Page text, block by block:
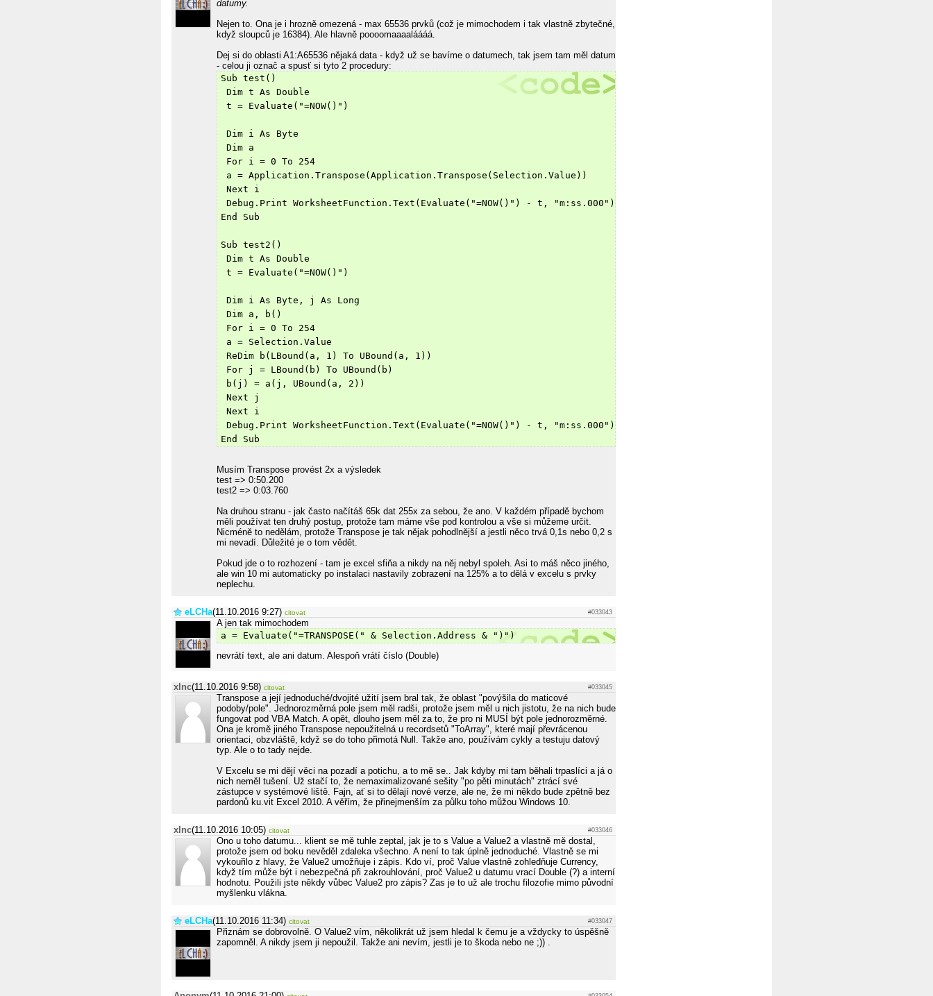
datumy.
Nejen to. Ona je i hrozně omezená - max 65536 prvků (což je mimochodem i tak vlastně zbytečné,
když sloupců je 16384). Ale hlavně poooomaaaaláááá.
Dej si do oblasti A1:A65536 nějaká data - když už se bavíme o datumech, tak jsem tam měl datum
- celou ji označ a spusť si tyto 2 procedury:
Sub test()
Dim t As Double
t = Evaluate("=NOW()")
Dim i As Byte
Dim a
For i = 0 To 254
a = Application.Transpose(Application.Transpose(Selection.Value))
Next i
Debug.Print WorksheetFunction.Text(Evaluate("=NOW()") - t, "m:ss.000")
End Sub
Sub test2()
Dim t As Double
t = Evaluate("=NOW()")
Dim i As Byte, j As Long
Dim a, b()
For i = 0 To 254
a = Selection.Value
ReDim b(LBound(a, 1) To UBound(a, 1))
For j = LBound(b) To UBound(b)
b(j) = a(j, UBound(a, 2))
Next j
Next i
Debug.Print WorksheetFunction.Text(Evaluate("=NOW()") - t, "m:ss.000")
End Sub
Musím Transpose provést 2x a výsledek
test => 0:50.200
test2 => 0:03.760
Na druhou stranu - jak často načítáš 65k dat 255x za sebou, že ano. V každém případě bychom
měli používat ten druhý postup, protože tam máme vše pod kontrolou a vše si můžeme určit.
Nicméně to nedělám, protože Transpose je tak nějak pohodlnější a jestli něco trvá 0,1s nebo 0,2 s
mi nevadí. Důležité je o tom vědět.
Pokud jde o to rozhození - tam je excel sfiňa a nikdy na něj nebyl spoleh. Asi to máš něco jiného,
ale win 10 mi automaticky po instalaci nastavily zobrazení na 125% a to dělá v excelu s prvky
neplechu.
eLCHa(11.10.2016 9:27) citovat #033043
A jen tak mimochodem
a = Evaluate("=TRANSPOSE(" & Selection.Address & ")")
nevrátí text, ale ani datum. Alespoň vrátí číslo (Double)
xlnc(11.10.2016 9:58) citovat #033045
Transpose a její jednoduché/dvojité užití jsem bral tak, že oblast "povýšila do maticové
podoby/pole". Jednorozměrná pole jsem měl radši, protože jsem měl u nich jistotu, že na nich bude
fungovat pod VBA Match. A opět, dlouho jsem měl za to, že pro ni MUSÍ být pole jednorozměrné.
Ona je kromě jiného Transpose nepoužitelná u recordsetů "ToArray", které mají převrácenou
orientaci, obzvláště, když se do toho přimotá Null. Takže ano, používám cykly a testuju datový
typ. Ale o to tady nejde.
V Excelu se mi dějí věci na pozadí a potichu, a to mě se.. Jak kdyby mi tam běhali trpaslíci a já o
nich neměl tušení. Už stačí to, že nemaximalizované sešity "po pěti minutách" ztrácí své
zástupce v systémové liště. Fajn, ať si to dělají nové verze, ale ne, že mi někdo bude zpětně bez
pardonů ku.vit Excel 2010. A věřím, že přinejmenším za půlku toho můžou Windows 10.
xlnc(11.10.2016 10:05) citovat #033046
Ono u toho datumu... klient se mě tuhle zeptal, jak je to s Value a Value2 a vlastně mě dostal,
protože jsem od boku nevěděl zdaleka všechno. A není to tak úplně jednoduché. Vlastně se mi
vykouřilo z hlavy, že Value2 umožňuje i zápis. Kdo ví, proč Value vlastně zohledňuje Currency,
když tím může být i nebezpečná při zakrouhlování, proč Value2 u datumu vrací Double (?) a interní
hodnotu. Použili jste někdy vůbec Value2 pro zápis? Zas je to už ale trochu filozofie mimo původní
myšlenku vlákna.
eLCHa(11.10.2016 11:34) citovat #033047
Přiznám se dobrovolně. O Value2 vím, několikrát už jsem hledal k čemu je a vždycky to úspěšně
zapomněl. A nikdy jsem ji nepoužil. Takže ani nevím, jestli je to škoda nebo ne ;)) .